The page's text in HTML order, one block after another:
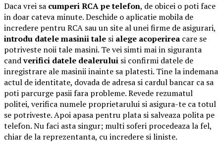
Daca vrei sa cumperi RCA pe telefon, de obicei o poti face
in doar cateva minute. Deschide o aplicatie mobila de
incredere pentru RCA sau un site al unei firme de asigurari,
introdu datele masinii tale si alege acoperirea care se
potriveste noii tale masini. Te vei simti mai in siguranta
candverifici datele dealerului si confirmi datele de
inregistrare ale masinii inainte sa platesti. Tine la indemana
actul de identitate, dovada de adresa si cardul bancar ca sa
poti parcurge pasii fara probleme. Revede rezumatul
politei, verifica numele proprietarului si asigura-te ca totul
se potriveste. Apoi apasa pentru plata si salveaza polita pe
telefon. Nu faci asta singur; multi soferi procedeaza la fel,
chiar de la reprezentanta, cu incredere si liniste.